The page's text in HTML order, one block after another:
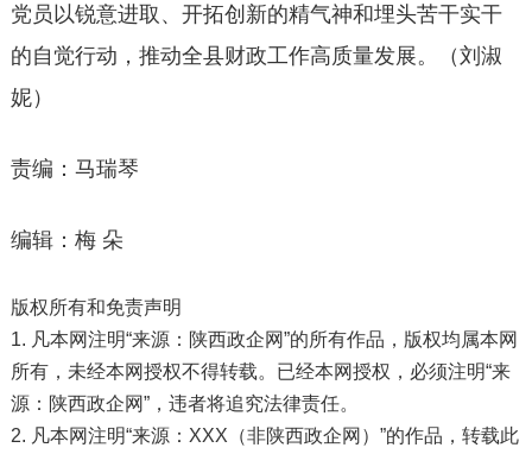
党员以锐意进取、开拓创新的精气神和埋头苦干实干
的自觉行动，推动全县财政工作高质量发展。（刘淑
妮）
责编：马瑞琴
编辑：梅 朵
版权所有和免责声明
1. 凡本网注明“来源：陕西政企网”的所有作品，版权均属本网
所有，未经本网授权不得转载。已经本网授权，必须注明“来
源：陕西政企网”，违者将追究法律责任。
2. 凡本网注明“来源：XXX（非陕西政企网）”的作品，转载此